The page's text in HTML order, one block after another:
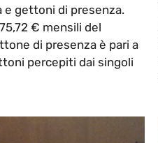
e gettoni di presenza.
€ mensili del
di presenza è pari a
percepiti dai singoli